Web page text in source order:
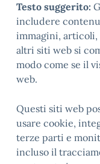
Testo suggerito:
includere
immagini,
altri siti web si
modo come se il
web.
Questi siti web
usare cookie,
terze parti e
incluso il